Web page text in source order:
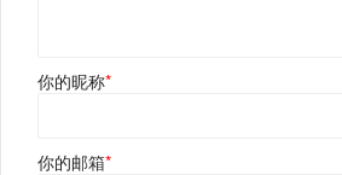
你的昵称*
你的邮箱*